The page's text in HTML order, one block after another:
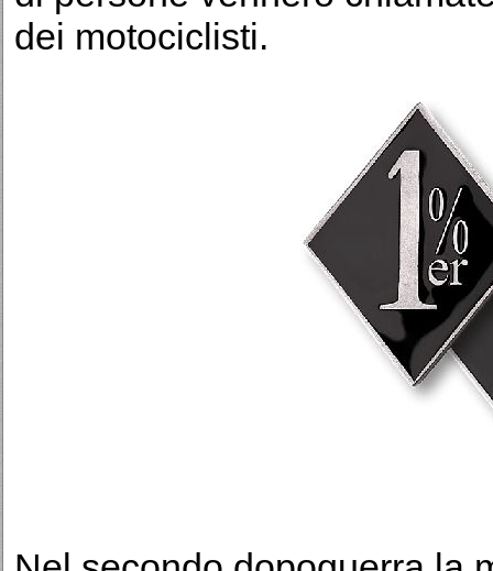
dei motociclisti.